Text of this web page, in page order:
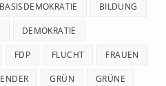
BASISDEMOKRATIE BILDUNG
DEMOKRATIE
FDP FLUCHT FRAUEN
GRÜN GRÜNE